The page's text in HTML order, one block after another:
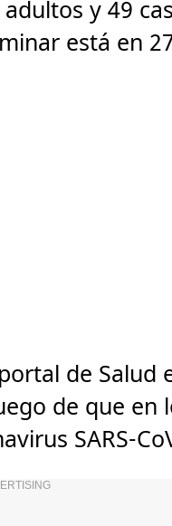
y 49
está en
de Salud
de que en
SARS-